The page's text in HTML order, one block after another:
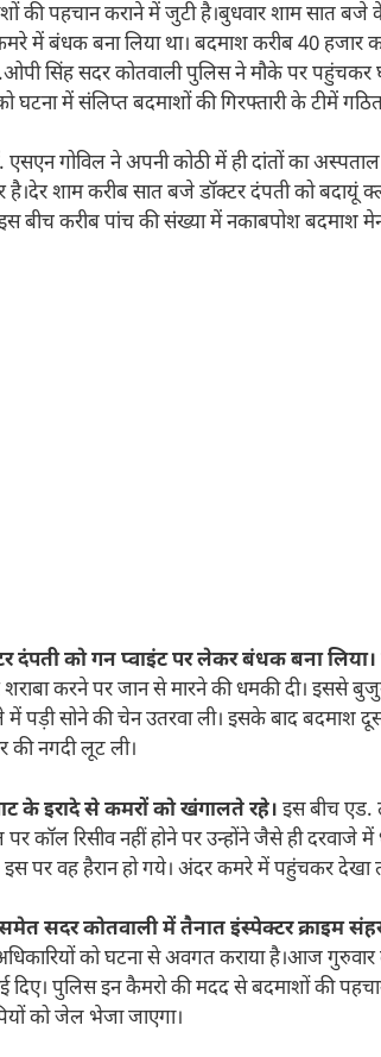
की पहचान कराने में जुटी है।बुधवार शाम सात
में बंधक बना लिया था। बदमाश करीब 40
सिंह सदर कोतवाली पुलिस ने मौके पर पहुंचकर
घटना में संलिप्त बदमाशों की गिरफ्तारी के टीमें
गोविल ने अपनी कोठी में ही दांतों का
है।देर शाम करीब सात बजे डॉक्टर दंपती को
बीच करीब पांच की संख्या में नकाबपोश बदमाश
दंपती को गन प्वाइंट पर लेकर बंधक बना
शराबा करने पर जान से मारने की धमकी दी। इससे
सोने की चेन उतरवा ली। इसके बाद बदमाश
नगदी लूट ली।
के इरादे से कमरों को खंगालते रहे। इस बीच एड.
कॉल रिसीव नहीं होने पर उन्होंने जैसे ही दरवाजे
पर वह हैरान हो गये। अंदर कमरे में पहुंचकर देखा
सदर कोतवाली में तैनात इंस्पेक्टर क्राइम
को घटना से अवगत कराया है।आज
पुलिस इन कैमरो की मदद से बदमाशों की
को जेल भेजा जाएगा।